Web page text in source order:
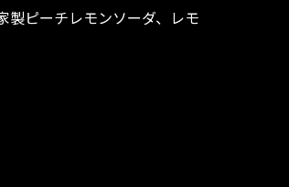
製ピーチレモンソーダ、レモ